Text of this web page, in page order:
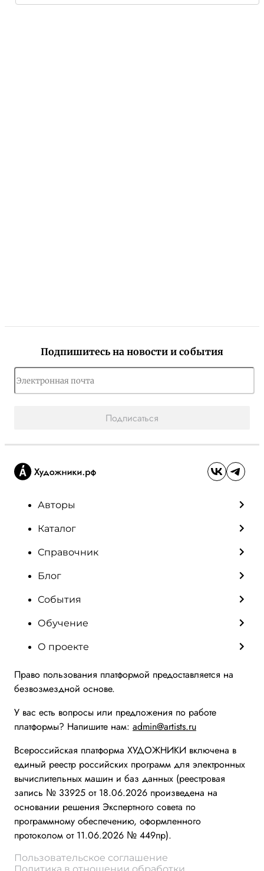
Подпишитесь на новости и события
Подписаться
Авторы
Каталог
Справочник
Блог
События
Обучение
О проекте
Право пользования платформой предоставляется на
безвозмездной основе.
У вас есть вопросы или предложения по работе
платформы? Напишите нам: admin@artists.ru
Всероссийская платформа ХУДОЖНИКИ включена в
единый реестр российских программ для электронных
вычислительных машин и баз данных (реестровая
запись № 33925 от 18.06.2026 произведена на
основании решения Экспертного совета по
программному обеспечению, оформленного
протоколом от 11.06.2026 № 449пр).
Пользовательское соглашение